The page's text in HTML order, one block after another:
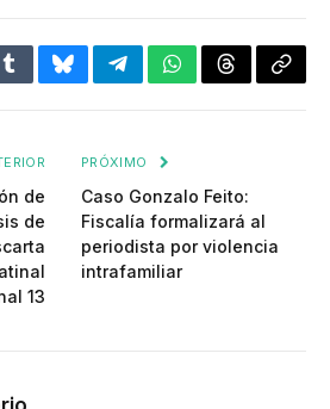
TumblrBlueskyTelegramWhatsApp
Threads
de
de
13
PRÓXIMO
Caso Gonzalo Feito:
Fiscalía formalizará al
periodista por violencia
intrafamiliar